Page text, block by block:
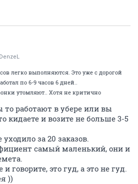
DenzeL
легко выполняются. Это уже с дорогой
по 6-9 часов 6 дней..
утомляют.. Хотя не критично
то работают в убере или вы
кидаете и возите не больше 3-5
за 20 заказов.
самый маленький, они и
говорите, это гуд, а это не гуд.
))